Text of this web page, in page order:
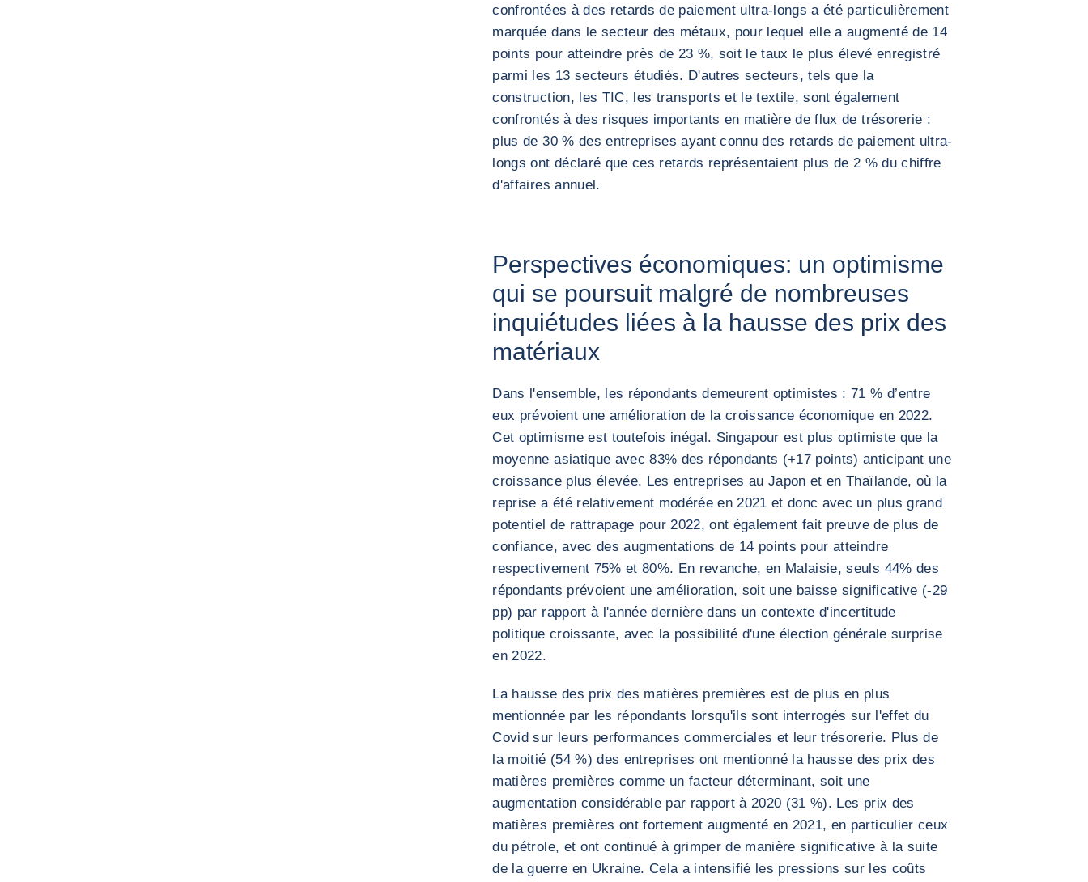
confrontées à des retards de paiement ultra-longs a été particulièrement
marquée dans le secteur des métaux, pour lequel elle a augmenté de 14
points pour atteindre près de 23 %, soit le taux le plus élevé enregistré
parmi les 13 secteurs étudiés. D'autres secteurs, tels que la
construction, les TIC, les transports et le textile, sont également
confrontés à des risques importants en matière de flux de trésorerie :
plus de 30 % des entreprises ayant connu des retards de paiement ultra-
longs ont déclaré que ces retards représentaient plus de 2 % du chiffre
d'affaires annuel.
Perspectives économiques: un optimisme
qui se poursuit malgré de nombreuses
inquiétudes liées à la hausse des prix des
matériaux
Dans l'ensemble, les répondants demeurent optimistes : 71 % d’entre
eux prévoient une amélioration de la croissance économique en 2022.
Cet optimisme est toutefois inégal. Singapour est plus optimiste que la
moyenne asiatique avec 83% des répondants (+17 points) anticipant une
croissance plus élevée. Les entreprises au Japon et en Thaïlande, où la
reprise a été relativement modérée en 2021 et donc avec un plus grand
potentiel de rattrapage pour 2022, ont également fait preuve de plus de
confiance, avec des augmentations de 14 points pour atteindre
respectivement 75% et 80%. En revanche, en Malaisie, seuls 44% des
répondants prévoient une amélioration, soit une baisse significative (-29
pp) par rapport à l'année dernière dans un contexte d'incertitude
politique croissante, avec la possibilité d'une élection générale surprise
en 2022.
La hausse des prix des matières premières est de plus en plus
mentionnée par les répondants lorsqu'ils sont interrogés sur l'effet du
Covid sur leurs performances commerciales et leur trésorerie. Plus de
la moitié (54 %) des entreprises ont mentionné la hausse des prix des
matières premières comme un facteur déterminant, soit une
augmentation considérable par rapport à 2020 (31 %). Les prix des
matières premières ont fortement augmenté en 2021, en particulier ceux
du pétrole, et ont continué à grimper de manière significative à la suite
de la guerre en Ukraine. Cela a intensifié les pressions sur les coûts